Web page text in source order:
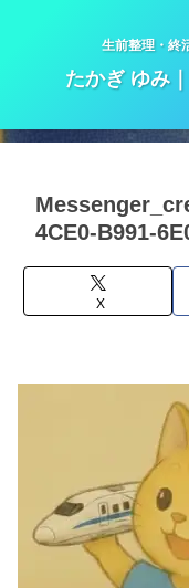
生前整理・終
たかぎ ゆみ
4CE0-B991-
X